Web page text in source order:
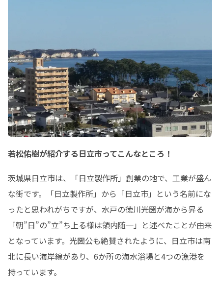
若松佑樹が紹介する日立市ってこんなところ！
茨城県日立市は、「日立製作所」創業の地で、工業が盛ん
な街です。「日立製作所」から「日立市」という名前にな
ったと思われがちですが、水戸の徳川光圀が海から昇る
「朝”日”の”立”ち上る様は領内随一」と述べたことが由来
となっています。光圀公も絶賛されたように、日立市は南
北に長い海岸線があり、6か所の海水浴場と4つの漁港を
持っています。